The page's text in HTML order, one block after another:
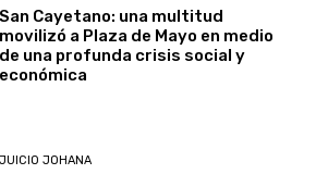
San Cayetano: una multitud
movilizó a Plaza de Mayo en medio
de una profunda crisis social y
económica
JUICIO JOHANA